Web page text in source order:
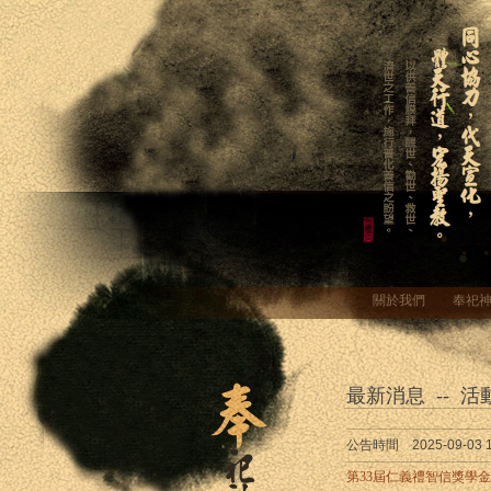
關於我們 奉祀
最新消息 -- 活
公告時間 2025-09-03
第33屆仁義禮智信獎學金